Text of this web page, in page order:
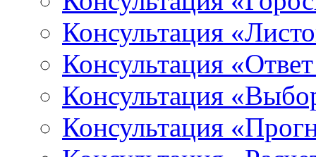
Консультация
Консультация
Консультация
Консультация